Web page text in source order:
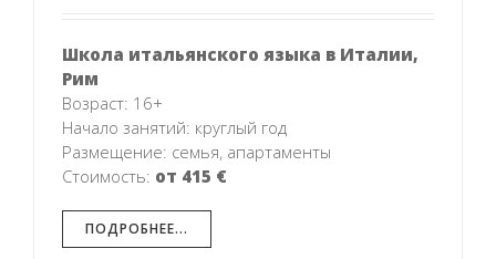
Школа итальянского языка в Италии,
Рим
Возраст: 16+
Начало занятий: круглый год
Размещение: семья, апартаменты
Стоимость: от 415 €
ПОДРОБНЕЕ...